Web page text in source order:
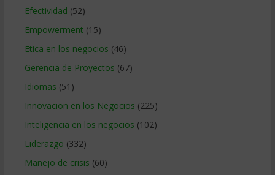
Efectividad (52)
Empowerment (15)
Etica en los negocios (46)
Gerencia de Proyectos (67)
Idiomas (51)
Innovacion en los Negocios (225)
Inteligencia en los negocios (102)
Liderazgo (332)
Manejo de crisis (60)